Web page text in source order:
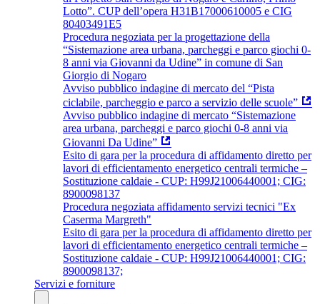
Lotto”. CUP dell’opera H31B17000610005 e CIG
80403491E5
Procedura negoziata per la progettazione della
“Sistemazione area urbana, parcheggi e parco giochi 0-
8 anni via Giovanni da Udine” in comune di San
Giorgio di Nogaro
Avviso pubblico indagine di mercato del “Pista
ciclabile, parcheggio e parco a servizio delle scuole”
Avviso pubblico indagine di mercato “Sistemazione
area urbana, parcheggi e parco giochi 0-8 anni via
Giovanni Da Udine”
Esito di gara per la procedura di affidamento diretto per
lavori di efficientamento energetico centrali termiche –
Sostituzione caldaie - CUP: H99J21006440001; CIG:
8900098137
Procedura negoziata affidamento servizi tecnici "Ex
Caserma Margreth"
Esito di gara per la procedura di affidamento diretto per
lavori di efficientamento energetico centrali termiche –
Sostituzione caldaie - CUP: H99J21006440001; CIG:
8900098137;
Servizi e forniture